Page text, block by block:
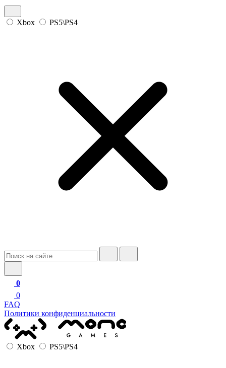
Xbox PS5\PS4
0
0
FAQ
Политики конфиденциальности
Xbox PS5\PS4